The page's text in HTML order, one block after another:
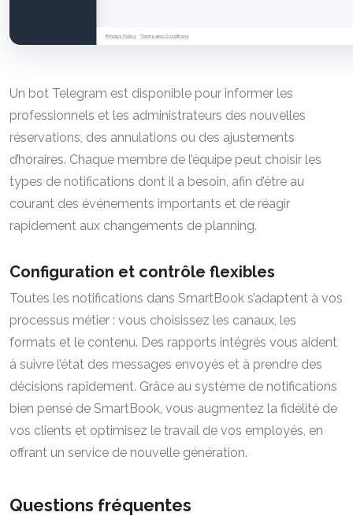
Un bot Telegram est disponible pour informer les
professionnels et les administrateurs des nouvelles
réservations, des annulations ou des ajustements
d’horaires. Chaque membre de l’équipe peut choisir les
types de notifications dont il a besoin, afin d’être au
courant des événements importants et de réagir
rapidement aux changements de planning.
Configuration et contrôle flexibles
Toutes les notifications dans SmartBook s’adaptent à vos
processus métier : vous choisissez les canaux, les
formats et le contenu. Des rapports intégrés vous aident
à suivre l’état des messages envoyés et à prendre des
décisions rapidement. Grâce au système de notifications
bien pensé de SmartBook, vous augmentez la fidélité de
vos clients et optimisez le travail de vos employés, en
offrant un service de nouvelle génération.
Questions fréquentes